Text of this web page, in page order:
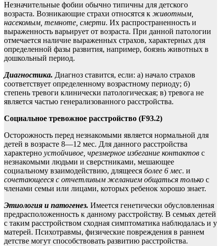
Незначительные фобии обычно типичны для детского
возраста. Возникающие страхи относятся к животным,
насекомым, темноте, смерти. Их распространенность и
выраженность варьирует от возраста. При данной патологии
отмечается наличие выраженных страхов, характерных для
определенной фазы развития, например, боязнь животных в
дошкольный период.
Диагностика. Диагноз ставится, если: а) начало страхов
соответствует определенному возрастному периоду; б)
степень тревоги клинически патологическая; в) тревога не
является частью генерализованного расстройства.
Социальное тревожное расстройство (F93.2)
Осторожность перед незнакомыми является нормальной для
детей в возрасте 8—12 мес. Для данного расстройства
характерно устойчивое, чрезмерное избегание контактов с
незнакомыми людьми и сверстниками, мешающее
социальному взаимодействию, длящееся более 6 мес. и
сочетающееся с отчетливым желанием общаться только с
членами семьи или лицами, которых ребенок хорошо знает.
Этиология и патогенез. Имеется генетически обусловленная
предрасположенность к данному расстройству. В семьях детей
с таким расстройством сходная симптоматика наблюдалась и у
матерей. Психотравмы, физические повреждения в раннем
детстве могут способствовать развитию расстройства.